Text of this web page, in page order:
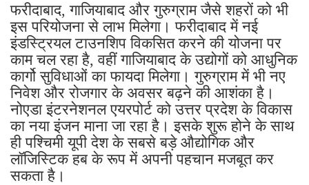
फरीदाबाद, गाजियाबाद और गुरुग्राम जैसे शहरों को भी
इस परियोजना से लाभ मिलेगा। फरीदाबाद में नई
इंडस्ट्रियल टाउनशिप विकसित करने की योजना पर
काम चल रहा है, वहीं गाजियाबाद के उद्योगों को आधुनिक
कार्गो सुविधाओं का फायदा मिलेगा। गुरुग्राम में भी नए
निवेश और रोजगार के अवसर बढ़ने की आशंका है।
नोएडा इंटरनेशनल एयरपोर्ट को उत्तर प्रदेश के विकास
का नया इंजन माना जा रहा है। इसके शुरू होने के साथ
ही पश्चिमी यूपी देश के सबसे बड़े औद्योगिक और
लॉजिस्टिक हब के रूप में अपनी पहचान मजबूत कर
सकता है।